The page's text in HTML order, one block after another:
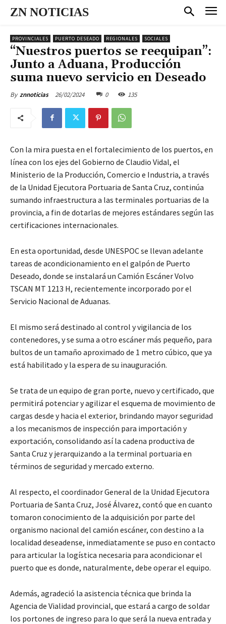
ZN NOTICIAS
PROVINCIALES PUERTO DESEADO REGIONALES SOCIALES
“Nuestros puertos se reequipan”:
Junto a Aduana, Producción
suma nuevo servicio en Deseado
By znnoticias 26/02/2024 0 135
Con la mira puesta en el fortalecimiento de los puertos, en
línea con los ejes del Gobierno de Claudio Vidal, el
Ministerio de la Producción, Comercio e Industria, a través
de la Unidad Ejecutora Portuaria de Santa Cruz, continúa
sumando infraestructura a las terminales portuarias de la
provincia, a fin de dotarlas de mejores estándares según las
certificaciones internacionales.
En esta oportunidad, desde UNESPOC se llevan adelante
tareas de acondicionamiento en el galpón de Puerto
Deseado, donde se instalará un Camión Escáner Volvo
TSCAN MT 1213 H, recientemente incorporado por el
Servicio Nacional de Aduanas.
El mismo será destinado al control y vigilancia de los
contenedores, y se suma a otro escáner más pequeño, para
bultos de un tamaño aproximado de 1 metro cúbico, que ya
está habilitado y la espera de su inauguración.
Se trata de un equipo de gran porte, nuevo y certificado, que
permitirá potenciar y agilizar el esquema de movimiento de
cargas desde y hacia el exterior, brindando mayor seguridad
a los mecanismos de inspección para importación y
exportación, consolidando así la cadena productiva de
Santa Cruz y jerarquizando a la terminal portuaria en
términos de seguridad y mercado externo.
Al respecto, el coordinador General de la Unidad Ejecutora
Portuaria de Santa Cruz, José Álvarez, contó que en cuanto
tomaron conocimiento de la adquisición por parte del
organismo nacional del camión escáner, con destino a la
localidad deseadense, inmediatamente se puso en contacto
para articular la logística necesaria para acondicionar el
puerto que es donde, naturalmente, debe operar el equipo.
Además, agradeció la asistencia técnica que brinda la
Agencia de Vialidad provincial, que estará a cargo de soldar
los portones de ingreso para lo que será la nueva entrada y